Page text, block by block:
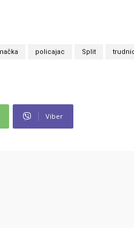
policajac Split
Viber